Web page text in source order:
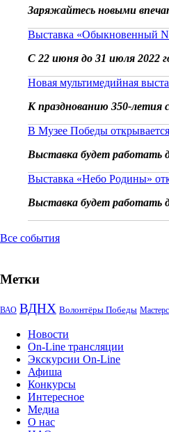
Заряжайтесь новыми
Выставка «Обыкновенный
С 22 июня до 31 июля 2022
Новая мультимедийная
К празднованию 350-летия
В Музее Победы
Выставка будет работать
Выставка «Небо Родины»
Выставка будет работать
Все события
Метки
ВАО ВДНХ Волонтёры Победы
Новости
On-Line трансляции
Экскурсии On-Line
Афиша
Конкурсы
Интересное
Медиа
О нас